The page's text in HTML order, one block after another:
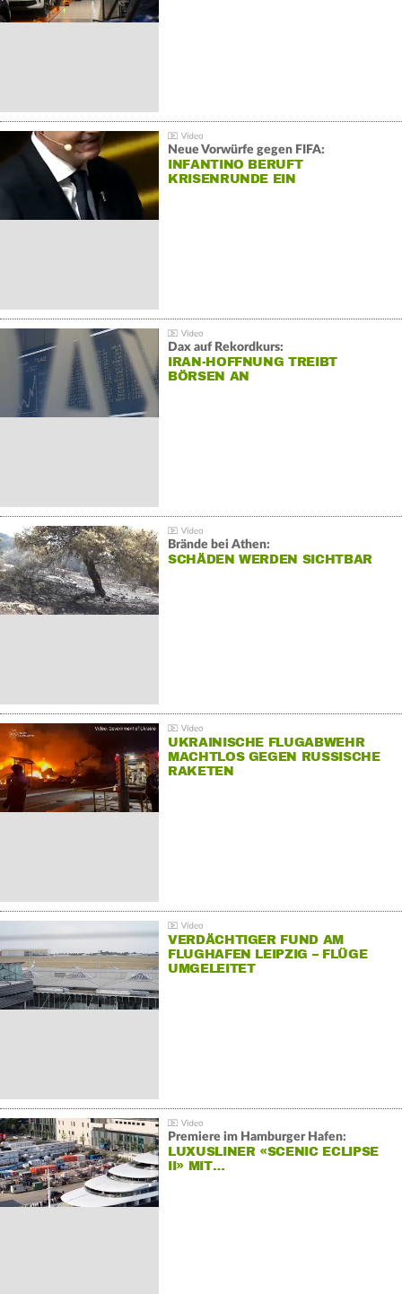
Neue Vorwürfe gegen FIFA:
INFANTINO BERUFT
KRISENRUNDE EIN
Dax auf Rekordkurs:
IRAN-HOFFNUNG TREIBT
BÖRSEN AN
Brände bei Athen:
SCHÄDEN WERDEN SICHTBAR
UKRAINISCHE FLUGABWEHR
MACHTLOS GEGEN RUSSISCHE
RAKETEN
VERDÄCHTIGER FUND AM
FLUGHAFEN LEIPZIG – FLÜGE
UMGELEITET
Premiere im Hamburger Hafen:
LUXUSLINER «SCENIC ECLIPSE
II» MIT…